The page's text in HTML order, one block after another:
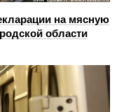
на мясную
области